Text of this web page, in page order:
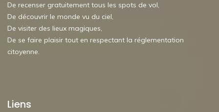
De recenser gratuitement tous les spots de vol,
De découvrir le monde vu du ciel,
De visiter des lieux magiques,
De se faire plaisir tout en respectant la réglementation
citoyenne.
Liens